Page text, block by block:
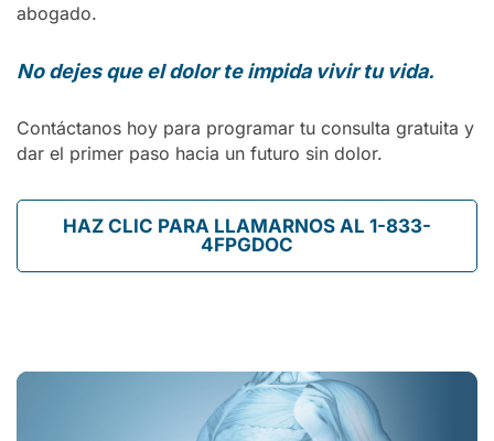
abogado.
No dejes que el dolor te impida vivir tu vida.
Contáctanos hoy para programar tu consulta gratuita y
dar el primer paso hacia un futuro sin dolor.
HAZ CLIC PARA LLAMARNOS AL 1-833-
4FPGDOC